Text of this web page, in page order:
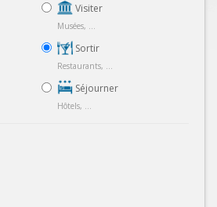
Visiter
Musées, ...
Sortir
Restaurants, ...
Séjourner
Hôtels, ...